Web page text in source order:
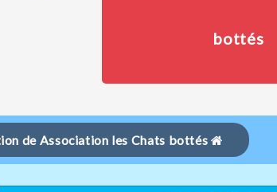
bottés
de Association les Chats bottés